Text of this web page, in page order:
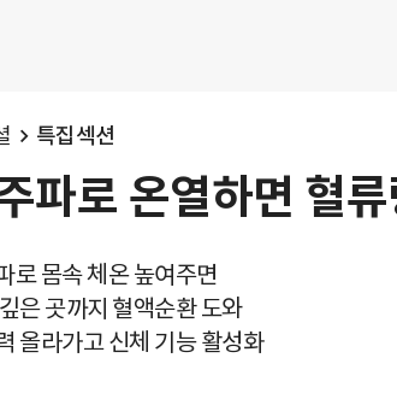
특집섹션
파로 온열하면 혈
로 몸속 체온 높여주면
은 곳까지 혈액순환 도와
올라가고 신체 기능 활성화